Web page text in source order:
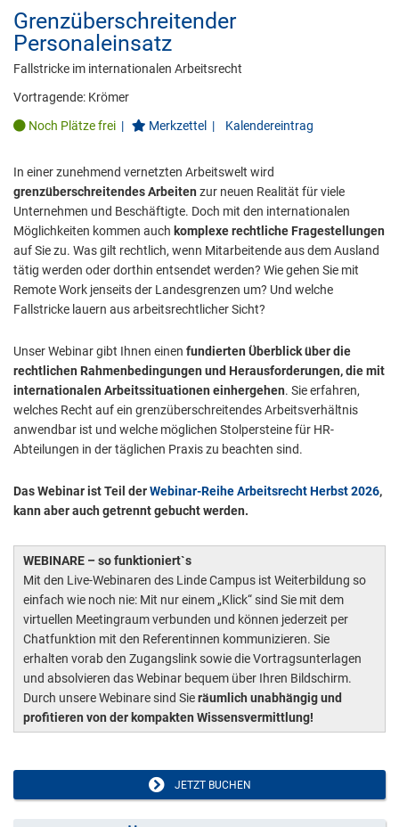
Grenzüberschreitender
Personaleinsatz
Fallstricke im internationalen Arbeitsrecht
Vortragende: Krömer
Noch Plätze frei | Merkzettel | Kalendereintrag
In einer zunehmend vernetzten Arbeitswelt wird
grenzüberschreitendes Arbeiten zur neuen Realität für viele
Unternehmen und Beschäftigte. Doch mit den internationalen
Möglichkeiten kommen auch komplexe rechtliche Fragestellungen
auf Sie zu. Was gilt rechtlich, wenn Mitarbeitende aus dem Ausland
tätig werden oder dorthin entsendet werden? Wie gehen Sie mit
Remote Work jenseits der Landesgrenzen um? Und welche
Fallstricke lauern aus arbeitsrechtlicher Sicht?
Unser Webinar gibt Ihnen einen fundierten Überblick über die
rechtlichen Rahmenbedingungen und Herausforderungen, die mit
internationalen Arbeitssituationen einhergehen. Sie erfahren,
welches Recht auf ein grenzüberschreitendes Arbeitsverhältnis
anwendbar ist und welche möglichen Stolpersteine für HR-
Abteilungen in der täglichen Praxis zu beachten sind.
Das Webinar ist Teil derWebinar-Reihe Arbeitsrecht Herbst 2026,
kann aber auch getrennt gebucht werden.
WEBINARE – so funktioniert`s
Mit den Live-Webinaren des Linde Campus ist Weiterbildung so
einfach wie noch nie: Mit nur einem „Klick“ sind Sie mit dem
virtuellen Meetingraum verbunden und können jederzeit per
Chatfunktion mit den Referentinnen kommunizieren. Sie
erhalten vorab den Zugangslink sowie die Vortragsunterlagen
und absolvieren das Webinar bequem über Ihren Bildschirm.
Durch unsere Webinare sind Sieräumlich unabhängig und
profitieren von der kompakten Wissensvermittlung!
JETZT BUCHEN